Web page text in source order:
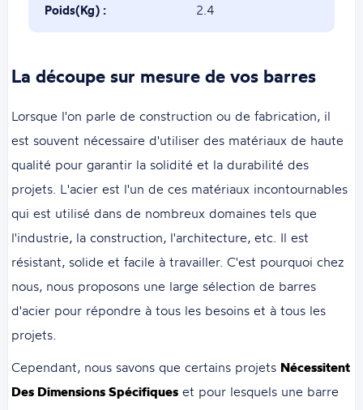
puis tube soudé)
Poids(Kg) : 2.4
La découpe sur mesure de vos barres
Lorsque l'on parle de construction ou de fabrication, il
est souvent nécessaire d'utiliser des matériaux de haute
qualité pour garantir la solidité et la durabilité des
projets. L'acier est l'un de ces matériaux incontournables
qui est utilisé dans de nombreux domaines tels que
l'industrie, la construction, l'architecture, etc. Il est
résistant, solide et facile à travailler. C'est pourquoi chez
nous, nous proposons une large sélection de barres
d'acier pour répondre à tous les besoins et à tous les
projets.
Cependant, nous savons que certains projets Nécessitent
Des Dimensions Spécifiques et pour lesquels une barre